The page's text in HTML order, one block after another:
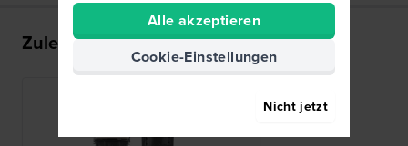
Zuletzt angesehen
Alle akzeptieren
Cookie-Einstellungen
Nicht jetzt